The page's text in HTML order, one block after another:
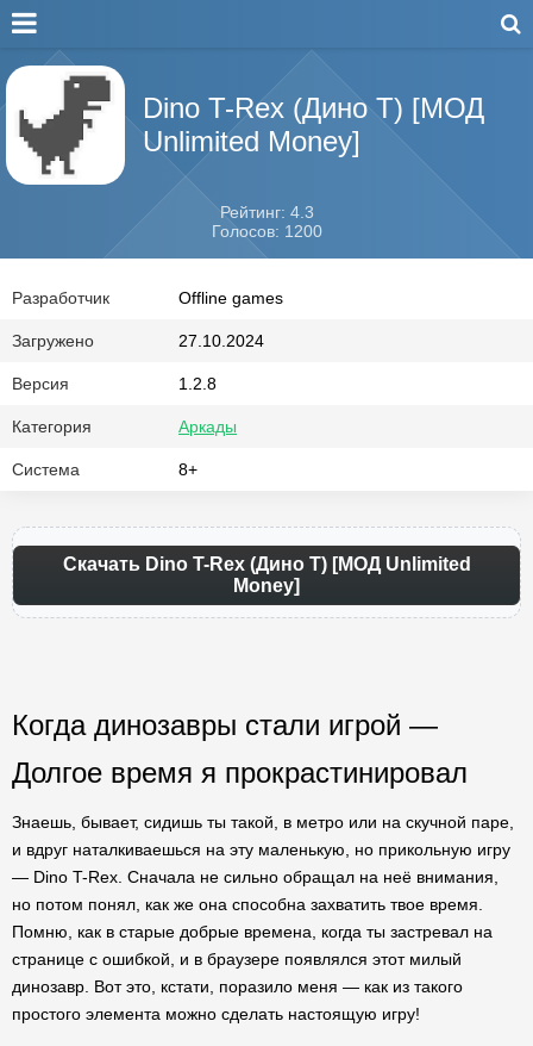
Dino T-Rex (Дино Т) [МОД
Unlimited Money]
Рейтинг: 4.3
Голосов: 1200
Разработчик Offline games
Загружено 27.10.2024
Версия 1.2.8
Категория Аркады
Система 8+
Скачать Dino T-Rex (Дино Т) [МОД Unlimited
Money]
Когда динозавры стали игрой —
Долгое время я прокрастинировал
Знаешь, бывает, сидишь ты такой, в метро или на скучной паре,
и вдруг наталкиваешься на эту маленькую, но прикольную игру
— Dino T-Rex. Сначала не сильно обращал на неё внимания,
но потом понял, как же она способна захватить твое время.
Помню, как в старые добрые времена, когда ты застревал на
странице с ошибкой, и в браузере появлялся этот милый
динозавр. Вот это, кстати, поразило меня — как из такого
простого элемента можно сделать настоящую игру!